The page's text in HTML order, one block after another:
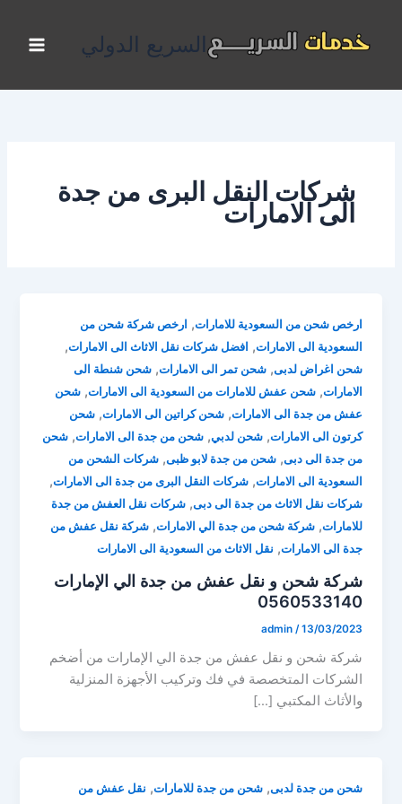
المحتوى
السريع الدولي
شركات النقل البرى من جدة
الى الامارات
ارخص شحن من السعودية للامارات, ارخص شركة شحن من
السعودية الى الامارات, افضل شركات نقل الاثاث الى الامارات,
شحن اغراض لدبى,شحن تمر الى الامارات,شحن شنطة الى
الامارات,شحن عفش للامارات من السعودية الى الامارات,شحن
عفش من جدة الى الامارات,شحن كراتين الى الامارات,شحن
كرتون الى الامارات,شحن لدبي,شحن من جدة الى الامارات,شحن
من جدة الى دبى,شحن من جدة لابو ظبى,شركات الشحن من
السعودية الى الامارات,شركات النقل البرى من جدة الى الامارات,
شركات نقل الاثاث من جدة الى دبى,شركات نقل العفش من جدة
للامارات,شركة شحن من جدة الي الامارات,شركة نقل عفش من
جدة الى الامارات, نقل الاثاث من السعودية الى الامارات
شركة شحن و نقل عفش من جدة الي الإمارات
0560533140
admin /13/03/2023
شركة شحن و نقل عفش من جدة الي الإمارات من أضخم
الشركات المتخصصة في فك وتركيب الأجهزة المنزلية
والأثاث المكتبي […]
شحن من جدة لدبى,شحن من جدة للامارات, نقل عفش من